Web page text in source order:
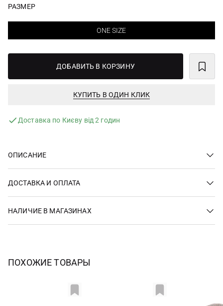
РАЗМЕР
ONE SIZE
ДОБАВИТЬ В КОРЗИНУ
КУПИТЬ В ОДИН КЛИК
Доставка по Києву від 2 годин
ОПИСАНИЕ
ДОСТАВКА И ОПЛАТА
НАЛИЧИЕ В МАГАЗИНАХ
ПОХОЖИЕ ТОВАРЫ